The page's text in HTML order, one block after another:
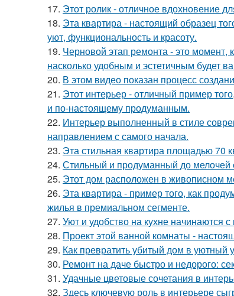
17. Этот ролик - отличное вдохновение
18. Эта квартира - настоящий образец
уют, функциональность и красоту.
19. Черновой этап ремонта - это
насколько удобным и эстетичным будет
20. В этом видео показан процесс
21. Этот интерьер - отличный пример
и по-настоящему продуманным.
22. Интерьер выполненный в стиле
направлением с самого начала.
23. Эта стильная квартира площадью 70
24. Стильный и продуманный до мелочей
25. Этот дом расположен в живописном
26. Эта квартира - пример того, как
жилья в премиальном сегменте.
27. Уют и удобство на кухне начинаются
28. Проект этой ванной комнаты -
29. Как превратить убитый дом в уютный
30. Ремонт на даче быстро и недорого:
31. Удачные цветовые сочетания в
32. Здесь ключевую роль в интерьере